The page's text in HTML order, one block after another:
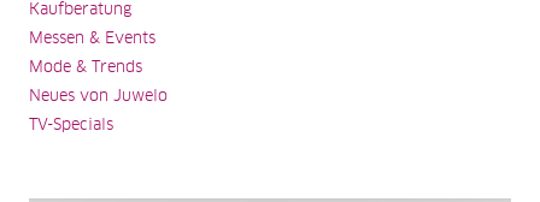
Kaufberatung
Messen & Events
Mode & Trends
Neues von Juwelo
TV-Specials